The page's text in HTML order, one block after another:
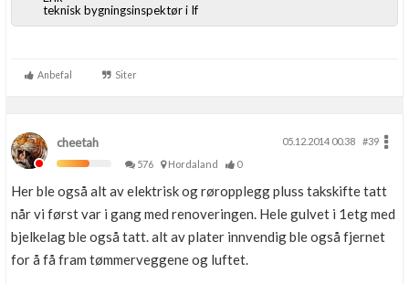
teknisk bygningsinspektør i If
Anbefal Siter
cheetah 05.12.2014 00.38
#39
576
Hordaland 0
Her ble også alt av elektrisk og røropplegg pluss takskifte tatt
når vi først var i gang med renoveringen. Hele gulvet i 1etg med
bjelkelag ble også tatt. alt av plater innvendig ble også fjernet
for å få fram tømmerveggene og luftet.